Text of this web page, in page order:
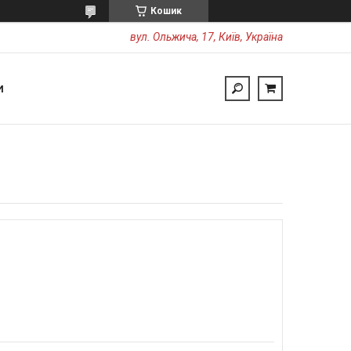
Кошик
вул. Ольжича, 17, Київ, Україна